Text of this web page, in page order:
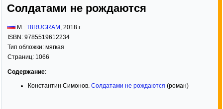
Солдатами не рождаются
М.: T8RUGRAM 2018 г.
ISBN: 9785519612234
Тип обложки: мягкая
Страниц: 1066
Содержание:
Константин Симонов. Солдатами не рождаются (роман)